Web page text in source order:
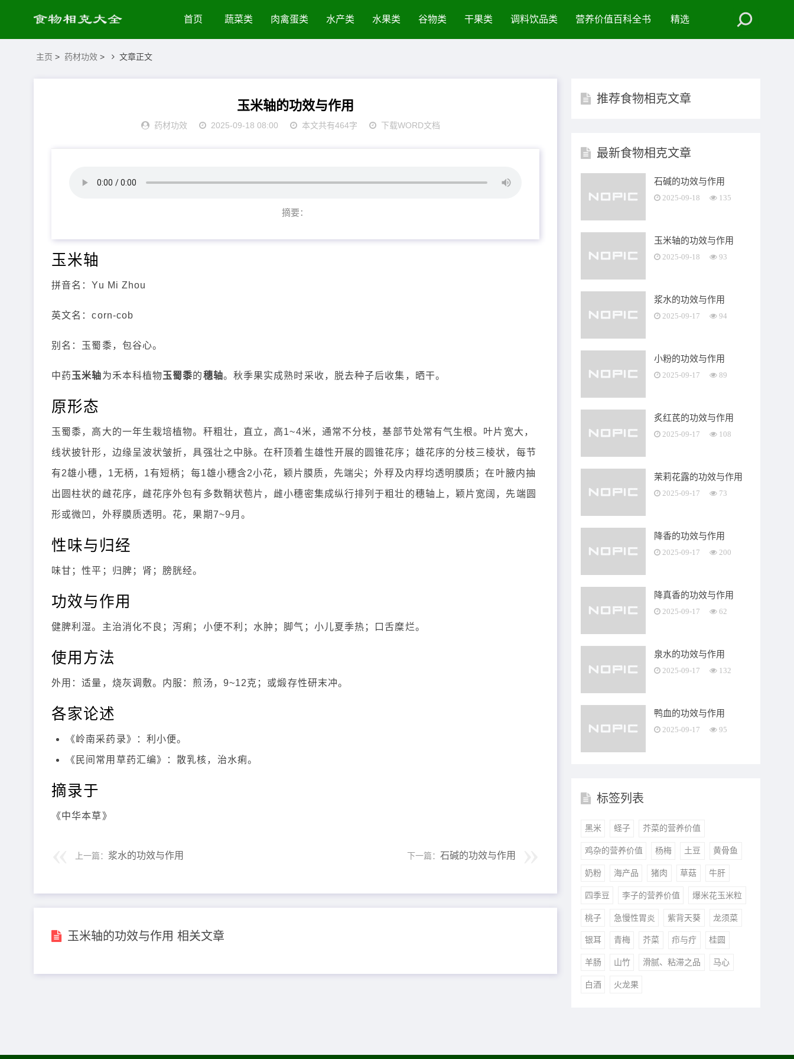
首页 蔬菜类 肉禽蛋类 水产类 水果类 谷物类 干果类 调料饮品类 营养价值百科全书 精选
主页 > 药材功效 > 文章正文
玉米轴的功效与作用
药材功效 2025-09-18 08:00 本文共有464字 下载WORD文档
摘要：
玉米轴
拼音名：Yu Mi Zhou
英文名：corn-cob
别名：玉蜀黍，包谷心。
中药 玉米轴为禾本科植物玉蜀黍的穗轴。秋季果实成熟时采收，脱去种子后收集，晒干。
原形态
玉蜀黍，高大的一年生栽培植物。秆粗壮，直立，高1~4米，通常不分枝，基部节处常有气生根。叶片宽大，
线状披针形，边缘呈波状皱折，具强壮之中脉。在秆顶着生雄性开展的圆锥花序；雄花序的分枝三棱状，每节
有2雄小穗，1无柄，1有短柄；每1雄小穗含2小花，颖片膜质，先端尖；外稃及内稃均透明膜质；在叶腋内抽
出圆柱状的雌花序，雌花序外包有多数鞘状苞片，雌小穗密集成纵行排列于粗壮的穗轴上，颖片宽阔，先端圆
形或微凹，外稃膜质透明。花，果期7~9月。
性味与归经
味甘；性平；归脾；肾；膀胱经。
功效与作用
健脾利湿。主治消化不良；泻痢；小便不利；水肿；脚气；小儿夏季热；口舌糜烂。
使用方法
外用：适量，烧灰调敷。内服：煎汤，9~12克；或煅存性研末冲。
各家论述
《岭南采药录》：利小便。
《民间常用草药汇编》：散乳核，治水痢。
摘录于
《中华本草》
上一篇： 浆水的功效与作用 下一篇： 石碱的功效与作用
玉米轴的功效与作用 相关文章
推荐食物相克文章
最新食物相克文章
石碱的功效与作用
2025-09-18 135
玉米轴的功效与作用
2025-09-18 93
浆水的功效与作用
2025-09-17 94
小粉的功效与作用
2025-09-17 89
炙红芪的功效与作用
2025-09-17 108
茉莉花露的功效与作用
2025-09-17 73
降香的功效与作用
2025-09-17 200
降真香的功效与作用
2025-09-17 62
泉水的功效与作用
2025-09-17 132
鸭血的功效与作用
2025-09-17 95
标签列表
黑米 蛏子 芥菜的营养价值
鸡杂的营养价值 杨梅 土豆 黄骨鱼
奶粉 海产品 猪肉 草菇 牛肝
四季豆 李子的营养价值 爆米花玉米粒
桃子 急慢性胃炎 紫背天葵 龙须菜
银耳 青梅 芥菜 疖与疔 桂圆
羊肠 山竹 滑腻、粘滞之品 马心
白酒 火龙果